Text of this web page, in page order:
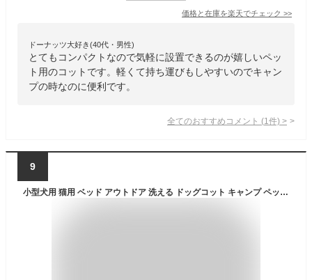
価格と在庫を楽天でチェック >>
ドーナッツ大好き(40代・男性)
とてもコンパクトなので気軽に設置できるのが嬉しいペッ
ト用のコットです。軽くて持ち運びもしやすいのでキャン
プの時なのに便利です。
全てのおすすめコメント (1 件) >
9
小型犬用 猫用 ベッド アウトドア 洗える ドッグコット キャンプ ペットベッド 脚付き 折り畳み 丸洗い可能 組立簡単 屋外 旅行 転倒防止 安定 収納袋付属